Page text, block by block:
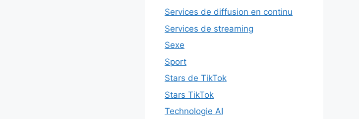
Services de diffusion en continu
Services de streaming
Sexe
Sport
Stars de TikTok
Stars TikTok
Technologie AI